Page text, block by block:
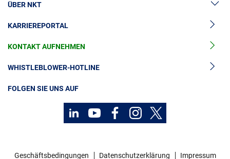
Hochspannung
Kabelgarnituren
Mittelspannungskabel
Niederspannungskabel
ÜBER NKT
News & Presse
Unsere Geschichte
Investoren
Nachhaltigkeit
KARRIEREPORTAL
KONTAKT AUFNEHMEN
WHISTLEBLOWER-HOTLINE
FOLGEN SIE UNS AUF
Geschäftsbedingungen Datenschutzerklärung Impressum